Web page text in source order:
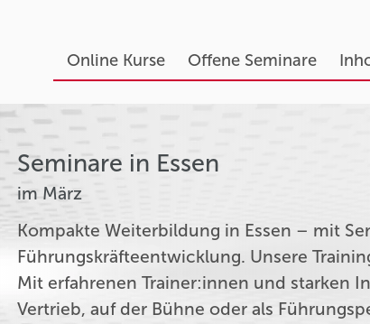
Online Kurse Offene Seminare
Seminare in Essen
im März
Kompakte Weiterbildung in Essen – mit
Führungskräfteentwicklung. Unsere
Mit erfahrenen Trainer:innen und starken
Vertrieb, auf der Bühne oder als